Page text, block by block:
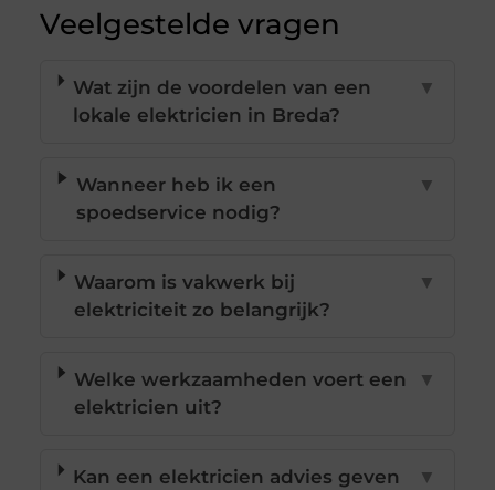
Veelgestelde vragen
Wat zijn de voordelen van een
lokale elektricien in Breda?
▼
Wanneer heb ik een
spoedservice nodig?
▼
Waarom is vakwerk bij
elektriciteit zo belangrijk?
▼
Welke werkzaamheden voert een
elektricien uit?
▼
Kan een elektricien advies geven
▼